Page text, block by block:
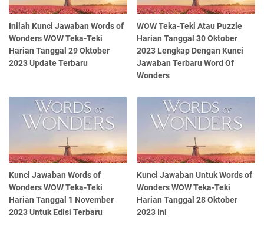
Inilah Kunci Jawaban Words of
Wonders WOW Teka-Teki
Harian Tanggal 29 Oktober
2023 Update Terbaru
WOW Teka-Teki Atau Puzzle
Harian Tanggal 30 Oktober
2023 Lengkap Dengan Kunci
Jawaban Terbaru Word Of
Wonders
Kunci Jawaban Words of
Wonders WOW Teka-Teki
Harian Tanggal 1 November
2023 Untuk Edisi Terbaru
Kunci Jawaban Untuk Words of
Wonders WOW Teka-Teki
Harian Tanggal 28 Oktober
2023 Ini